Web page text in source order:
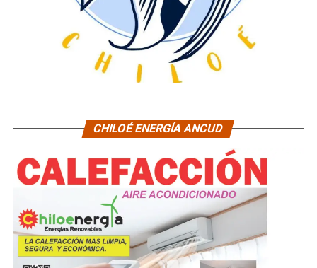
CHILOÉ ENERGÍA ANCUD